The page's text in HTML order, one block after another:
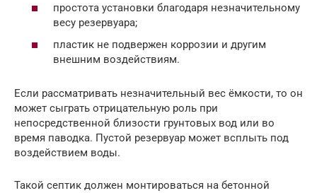
простота установки благодаря незначительному
весу резервуара;
пластик не подвержен коррозии и другим
внешним воздействиям.
Если рассматривать незначительный вес ёмкости, то он
может сыграть отрицательную роль при
непосредственной близости грунтовых вод или во
время паводка. Пустой резервуар может всплыть под
воздействием воды.
Такой септик должен монтироваться на бетонной